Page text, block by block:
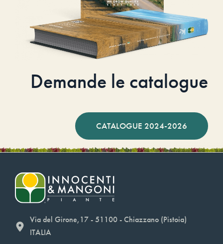
Demande le catalogue
CATALOGUE 2024-2026
Via del Girone,17 - 51100 - Chiazzano (Pistoia)
ITALIA